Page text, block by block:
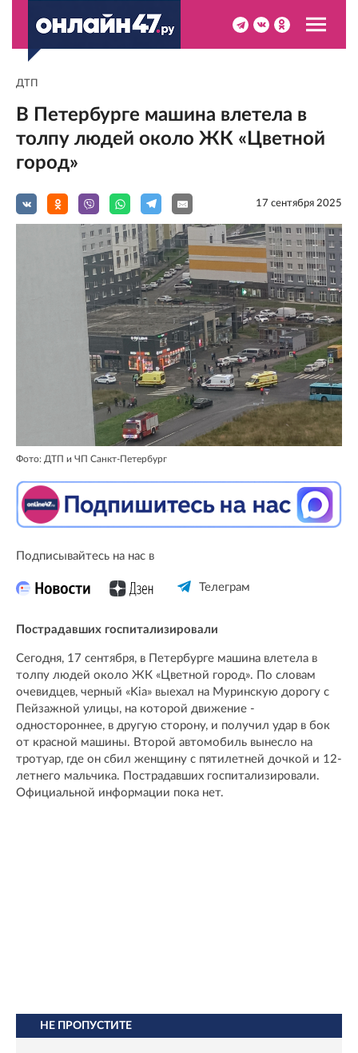
ДТП
В Петербурге машина влетела в
толпу людей около ЖК «Цветной
город»
17 сентября 2025
Фото: ДТП и ЧП Санкт-Петербург
Подписывайтесь на нас в
Телеграм
Пострадавших госпитализировали
Сегодня, 17 сентября, в Петербурге машина влетела в
толпу людей около ЖК «Цветной город». По словам
очевидцев, черный «Kia» выехал на Муринскую дорогу с
Пейзажной улицы, на которой движение -
одностороннее, в другую сторону, и получил удар в бок
от красной машины. Второй автомобиль вынесло на
тротуар, где он сбил женщину с пятилетней дочкой и 12-
летнего мальчика. Пострадавших госпитализировали.
Официальной информации пока нет.
НЕ ПРОПУСТИТЕ